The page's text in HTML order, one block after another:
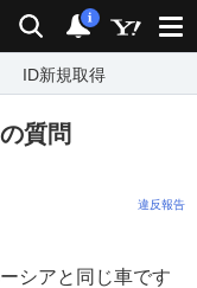
検索 通知
i
ID新規取得
質問
違反報告
シアと同じ車です